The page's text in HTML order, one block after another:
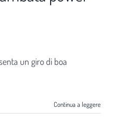
un giro di boa
Continua a leggere